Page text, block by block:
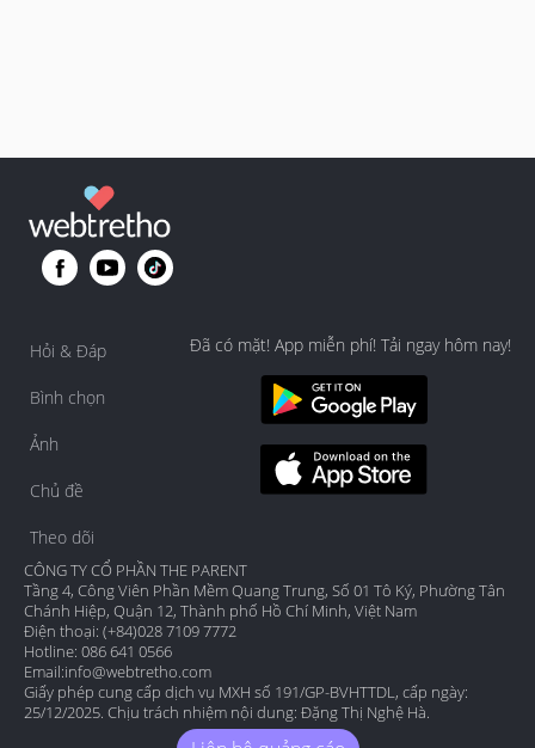
Hỏi & Đáp
Bình chọn
Ảnh
Chủ đề
Theo dõi
Đã có mặt! App miễn phí! Tải ngay hôm nay!
CÔNG TY CỔ PHẦN THE PARENT
Tầng 4, Công Viên Phần Mềm Quang Trung, Số 01 Tô Ký, Phường Tân
Chánh Hiệp, Quận 12, Thành phố Hồ Chí Minh, Việt Nam
Điện thoại: (+84)028 7109 7772
Hotline: 086 641 0566
Email:info@webtretho.com
Giấy phép cung cấp dịch vụ MXH số 191/GP-BVHTTDL, cấp ngày:
25/12/2025. Chịu trách nhiệm nội dung: Đặng Thị Nghệ Hà.